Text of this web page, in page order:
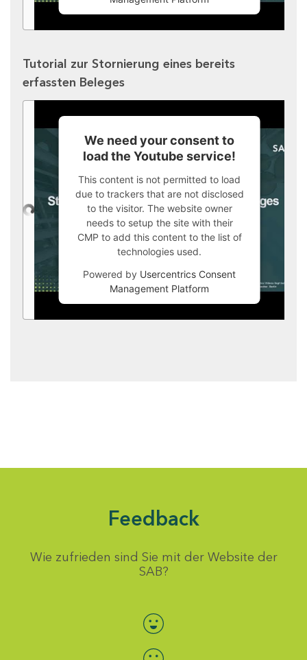
Tutorial zur Stornierung eines bereits
erfassten Beleges
We need your consent to
load the Youtube service!
This content is not permitted to load
due to trackers that are not disclosed
to the visitor. The website owner
needs to setup the site with their
CMP to add this content to the list of
technologies used.
Powered by Usercentrics Consent
Management Platform
Feedback
Wie zufrieden sind Sie mit der Website der
SAB?
Bewertung auswählen